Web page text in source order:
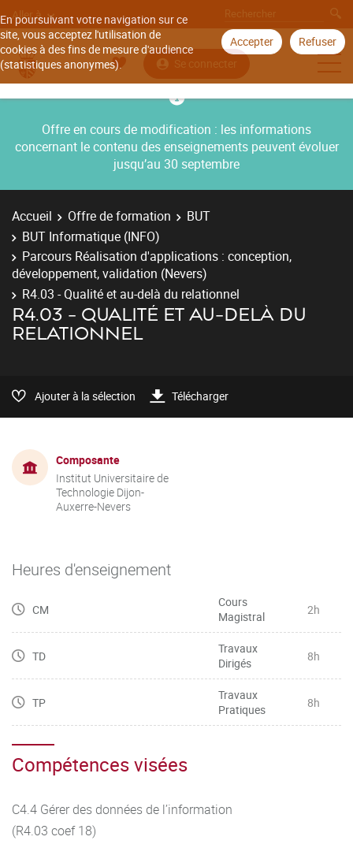
En poursuivant votre navigation sur ce
site, vous acceptez l'utilisation de
cookies à des fins de mesure d'audience
(statistiques anonymes).
Accepter Refuser
Aller à
Se connecter
Offre en cours de modification : les informations
concernant le contenu des enseignements peuvent évoluer
jusqu’au 30 septembre
Accueil Offre de formation
BUT
BUT Informatique (INFO)
Parcours Réalisation d'applications : conception,
développement, validation (Nevers)
R4.03 - Qualité et au-delà du relationnel
R4.03 - QUALITÉ ET AU-DELÀ DU
RELATIONNEL
Ajouter à la sélection Télécharger
Composante
Institut Universitaire de
Technologie Dijon-
Auxerre-Nevers
Heures d'enseignement
CM
Cours
Magistral
2h
TD
Travaux
Dirigés
8h
TP
Travaux
Pratiques
8h
Compétences visées
C4.4 Gérer des données de l’information
(R4.03 coef 18)